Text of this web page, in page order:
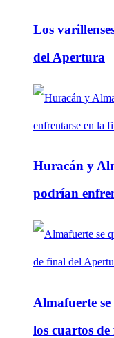
Los
del Apertura
Huracán y
podrían
Almafuerte
los cuartos